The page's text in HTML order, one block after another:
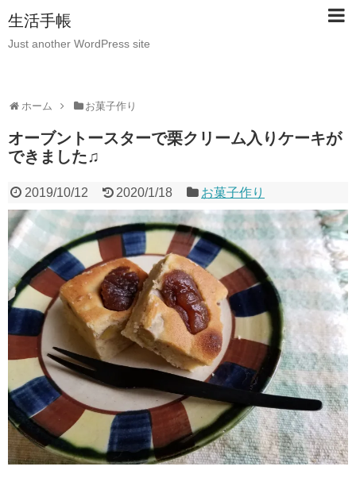
生活手帳
Just another WordPress site
ホーム お菓子作り
オーブントースターで栗クリーム入りケーキが
できました♫
2019/10/12 2020/1/18 お菓子作り